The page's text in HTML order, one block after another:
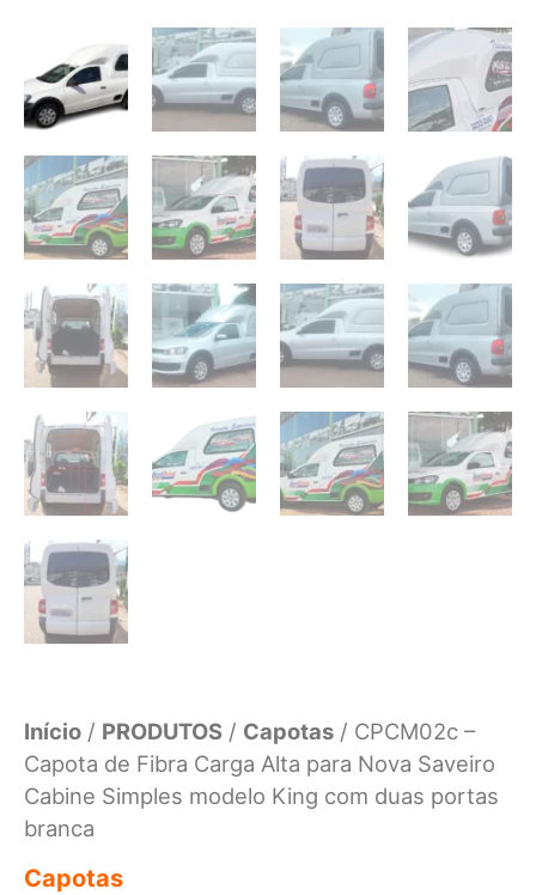
Início / PRODUTOS / Capotas / CPCM02c –
Capota de Fibra Carga Alta para Nova Saveiro
Cabine Simples modelo King com duas portas
branca
Capotas